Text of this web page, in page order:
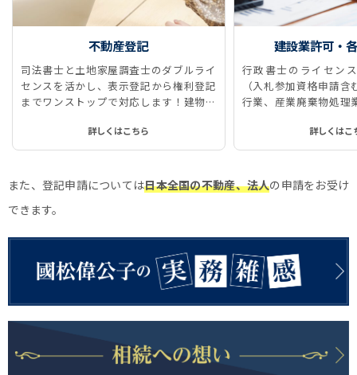
不動産登記
司法書士と土地家屋調査士のダブルライ
センスを活かし、表示登記から権利登記
までワンストップで対応します！建物表
記、抵当権抹消登記などをストレスなく
スムーズに、ワンストップで実現しま
詳しくはこちら
建設業許可・
行政書士のライセン
（入札参加資格申請
行業、産業廃棄物処理
詳しくはこ
また、登記申請については日本全国の不動産、法人の申請をお受け
できます。